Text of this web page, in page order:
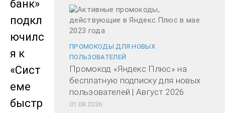
банк»
подкл
ючилс
я к
«Сист
еме
быстр
ПРОМОКОДЫ ДЛЯ НОВЫХ
ПОЛЬЗОВАТЕЛЕЙ
Промокод «Яндекс Плюс» на
бесплатную подписку для новых
пользователей | Август 2026
01.08.2026